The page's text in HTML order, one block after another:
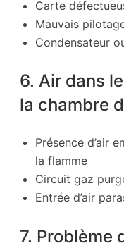
Carte
Mauvais
Condensateur
6. Air dans
la chambre
Présence d’air
la flamme
Circuit gaz
Entrée d’air
7. Problème